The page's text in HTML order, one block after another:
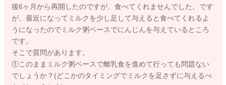
後6ヶ月から再開したのですが、食べてくれませんでした。です
が、最近になってミルクを少し足して与えると食べてくれるよ
うになったのでミルク粥ベースでにんじんを与えているところ
です。
そこで質問があります。
①このままミルク粥ベースで離乳食を進めて行っても問題ない
でしょうか？(どこかのタイミングでミルクを足さずに与えるべ